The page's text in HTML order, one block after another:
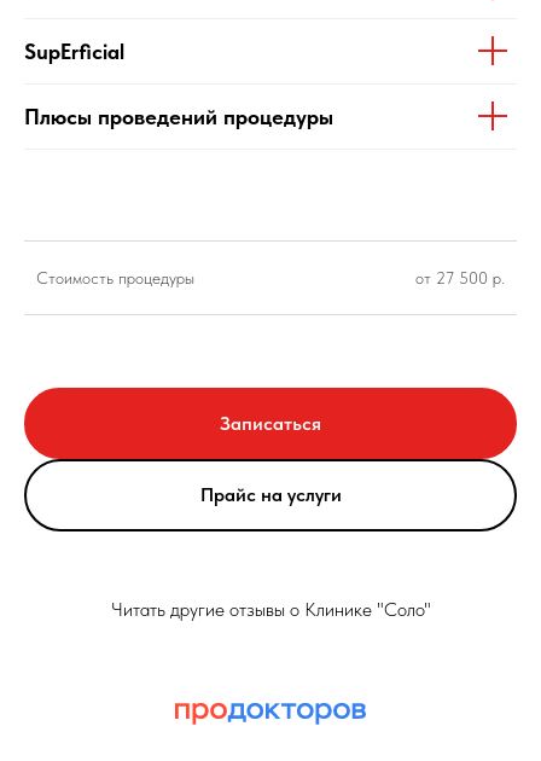
SupErficial
Плюсы проведений процедуры
Стоимость процедуры от 27 500 р.
Записаться
Прайс на услуги
Читать другие отзывы о Клинике "Соло"